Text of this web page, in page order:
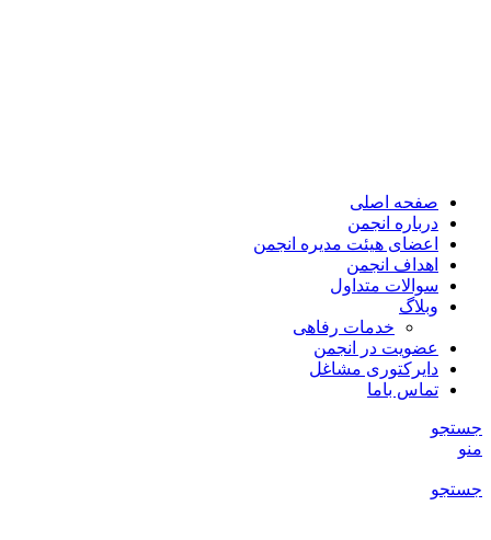
صفحه اصلی
درباره انجمن
اعضای هیئت مدیره انجمن
اهداف انجمن
سوالات متداول
وبلاگ
خدمات رفاهی
عضویت در انجمن
دایرکتوری مشاغل
تماس باما
جستجو
منو
جستجو